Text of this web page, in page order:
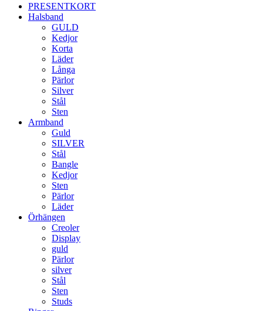
PRESENTKORT
Halsband
GULD
Kedjor
Korta
Läder
Långa
Pärlor
Silver
Stål
Sten
Armband
Guld
SILVER
Stål
Bangle
Kedjor
Sten
Pärlor
Läder
Örhängen
Creoler
Display
guld
Pärlor
silver
Stål
Sten
Studs